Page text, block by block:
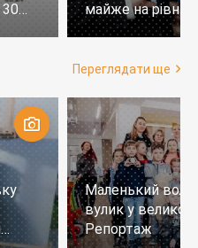
майже на
тих, хто не
Переглядати ще
Маленький
вулик у
Репортаж